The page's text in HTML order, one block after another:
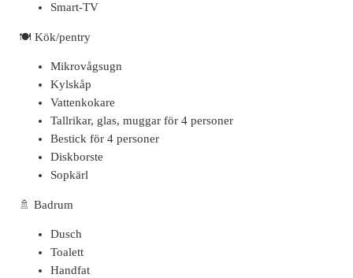
Smart-TV
🍽 Kök/pentry
Mikrovågsugn
Kylskåp
Vattenkokare
Tallrikar, glas, muggar för 4 personer
Bestick för 4 personer
Diskborste
Sopkärl
🚿 Badrum
Dusch
Toalett
Handfat